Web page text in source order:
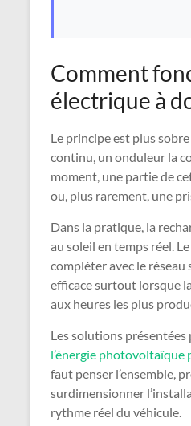
Comment
électrique à
Le principe est plus
continu, un onduleur la
moment, une partie de
ou, plus rarement, une
Dans la pratique, la
au soleil en temps réel.
compléter avec le réseau
efficace surtout lorsque
aux heures les plus
Les solutions présentées
l’énergie
faut penser l’ensemble,
surdimensionner
rythme réel du véhicule.